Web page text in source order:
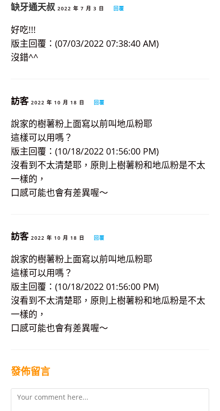
缺牙通天叔 2022 年 7 月 3 日 回覆
好吃!!!
版主回覆：(07/03/2022 07:38:40 AM)
沒錯^^
訪客2022 年 10 月 18 日 回覆
說家的樹薯粉上面寫以前叫地瓜粉耶
這樣可以用嗎？
版主回覆：(10/18/2022 01:56:00 PM)
沒看到不太清楚耶，原則上樹薯粉和地瓜粉是不太
一樣的，
口感可能也會有差異喔～
訪客2022 年 10 月 18 日 回覆
說家的樹薯粉上面寫以前叫地瓜粉耶
這樣可以用嗎？
版主回覆：(10/18/2022 01:56:00 PM)
沒看到不太清楚耶，原則上樹薯粉和地瓜粉是不太
一樣的，
口感可能也會有差異喔～
發佈留言
Comment